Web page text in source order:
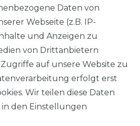
Moda - Comfort Fit -
Businesshemd
(344321400)
39,99 € *
Daten von
Webseite (z.B. IP-
und Anzeigen zu
von Drittanbietern
auf unsere Website zu
erfolgt erst
Wir teilen diese Daten
den Einstellungen